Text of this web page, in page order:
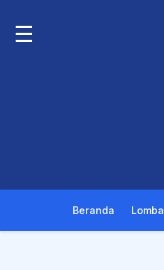
☰
Beranda Lomba